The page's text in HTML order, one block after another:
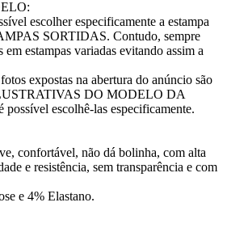
escolher especificamente a estampa
SORTIDAS. Contudo, sempre
em estampas variadas evitando assim a
expostas na abertura do anúncio são
DO MODELO DA
escolhê-las especificamente.
confortável, não dá bolinha, com alta
e resistência, sem transparência e com
e 4% Elastano.